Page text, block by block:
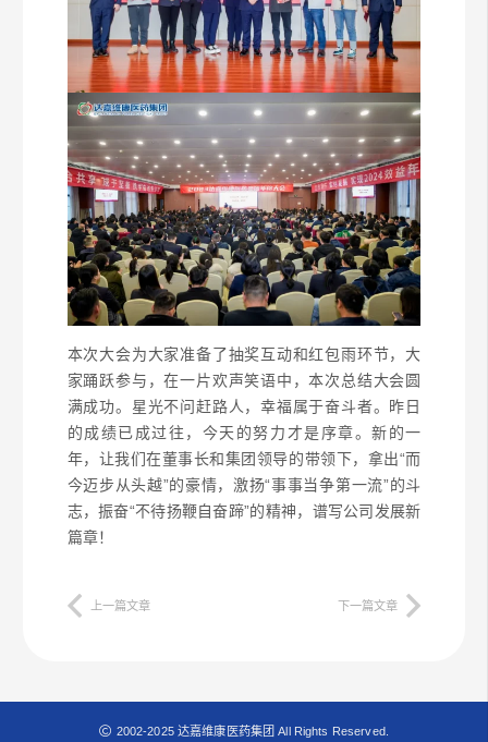
本次大会为大家准备了抽奖互动和红包雨环节，大
家踊跃参与，在一片欢声笑语中，本次总结大会圆
满成功。星光不问赶路人，幸福属于奋斗者。昨日
的成绩已成过往，今天的努力才是序章。新的一
年，让我们在董事长和集团领导的带领下，拿出“而
今迈步从头越”的豪情，激扬“事事当争第一流”的斗
志，振奋“不待扬鞭自奋蹄”的精神，谱写公司发展新
篇章！
上一篇文章 下一篇文章
2002-2025 达嘉维康医药集团 All Rights Reserved.